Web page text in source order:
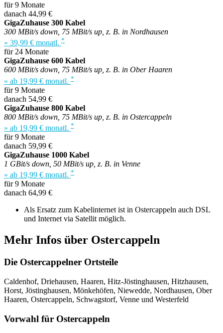
für 9 Monate
danach 44,99 €
GigaZuhause 300 Kabel
300 MBit/s down, 75 MBit/s up, z. B. in Nordhausen
» 39,99 € monatl. *
für 24 Monate
GigaZuhause 600 Kabel
600 MBit/s down, 75 MBit/s up, z. B. in Ober Haaren
» ab 19,99 € monatl. *
für 9 Monate
danach 54,99 €
GigaZuhause 800 Kabel
800 MBit/s down, 75 MBit/s up, z. B. in Ostercappeln
» ab 19,99 € monatl. *
für 9 Monate
danach 59,99 €
GigaZuhause 1000 Kabel
1 GBit/s down, 50 MBit/s up, z. B. in Venne
» ab 19,99 € monatl. *
für 9 Monate
danach 64,99 €
Als Ersatz zum Kabelinternet ist in Ostercappeln auch DSL
und Internet via Satellit möglich.
Mehr Infos über Ostercappeln
Die Ostercappelner Ortsteile
Caldenhof, Driehausen, Haaren, Hitz-Jöstinghausen, Hitzhausen,
Horst, Jöstinghausen, Mönkehöfen, Niewedde, Nordhausen, Ober
Haaren, Ostercappeln, Schwagstorf, Venne und Westerfeld
Vorwahl für Ostercappeln